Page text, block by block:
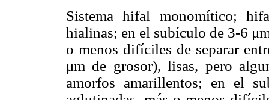
Sistema hifal monomítico;
hialinas; en el subículo de 3-6
o menos difíciles de separar
μm de grosor), lisas, pero
amorfos amarillentos; en el